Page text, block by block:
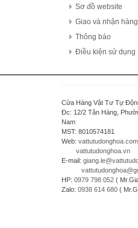
HIOKI - Japan
HAGER
HONEYWELL
Hanyoung - Korea
Idec Izumi Corp -
IHI - JAPAN
IOR
ICHIDEN - JAPAN
IAI Corporation -
Sơ đồ website
Giao và nhận hàng
Thông báo
Điều kiện sử dụng
Cửa Hàng Vật Tư Tự
Đc: 12/2 Tân Hàng,
Nam
MST: 8010574181
Web: vattutudonghoa.com
vattutudonghoa.vn
E-mail:
HP: 0979 798 052 (
Zalo: 0938 614 680 (